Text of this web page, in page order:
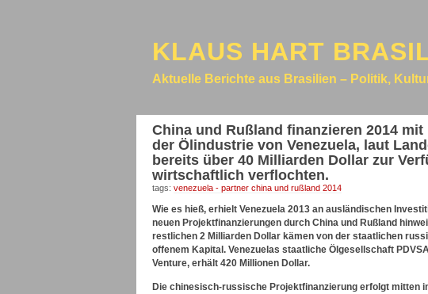
KLAUS HART
Aktuelle Berichte aus Brasilien – Politik,
China und Rußland finanzieren 2014
der Ölindustrie von Venezuela, laut
bereits über 40 Milliarden Dollar zur
wirtschaftlich verflochten.
tags: venezuela - partner china und rußland 2014
Wie es hieß, erhielt Venezuela 2013 an ausländischen
neuen Projektfinanzierungen durch China und Rußland
restlichen 2 Milliarden Dollar kämen von der staatlichen
offenem Kapital. Venezuelas staatliche Ölgesellschaft
Venture, erhält 420 Millionen Dollar.
Die chinesisch-russische Projektfinanzierung erfolgt mitten